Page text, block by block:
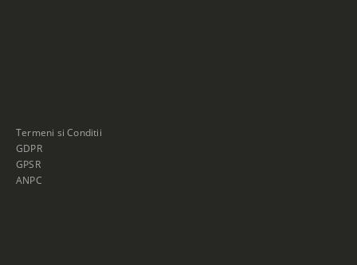
Termeni si Conditii
GDPR
GPSR
ANPC